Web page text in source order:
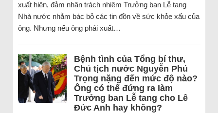
xuất hiện, đảm nhận trách nhiệm Trưởng ban Lễ tang
Nhà nước nhằm bác bỏ các tin đồn về sức khỏe xấu của
ông. Nhưng nếu ông phải xuất…
Bệnh tình của Tổng bí thư,
Chủ tịch nước Nguyễn Phú
Trọng nặng đến mức độ nào?
Ông có thể đứng ra làm
Trưởng ban Lễ tang cho Lê
Đức Anh hay không?